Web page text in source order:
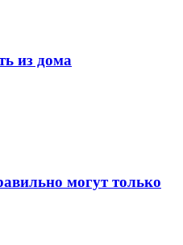
из дома
могут только